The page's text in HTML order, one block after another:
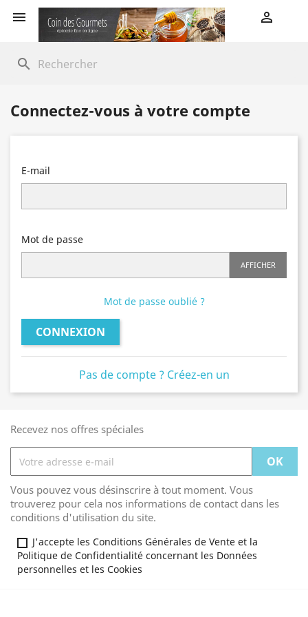
 
search
Connectez-vous à votre compte
E-mail
Mot de passe
AFFICHER
Mot de passe oublié ?
CONNEXION
Pas de compte ? Créez-en un
Recevez nos offres spéciales
Vous pouvez vous désinscrire à tout moment. Vous
trouverez pour cela nos informations de contact dans les
conditions d'utilisation du site.
J'accepte les Conditions Générales de Vente et la
Politique de Confidentialité concernant les Données
personnelles et les Cookies